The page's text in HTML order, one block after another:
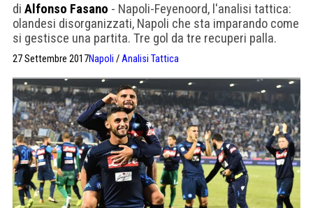
di Alfonso Fasano - Napoli-Feyenoord, l'analisi tattica:
olandesi disorganizzati, Napoli che sta imparando come
si gestisce una partita. Tre gol da tre recuperi palla.
27 Settembre 2017Napoli /Analisi Tattica